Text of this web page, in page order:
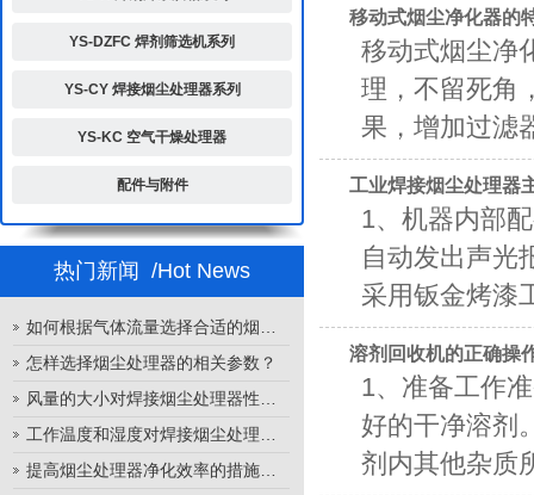
YS-DZFC 焊剂筛选机系列
YS-CY 焊接烟尘处理器系列
YS-KC 空气干燥处理器
配件与附件
热门新闻 /Hot News
怎样选择烟尘处理器的相关参数？
移动式烟尘净化器的
移动式烟尘净
理，不留死角
果，增加过滤
工业焊接烟尘处理器
1、机器内部
自动发出声光
采用钣金烤漆
溶剂回收机的正确操
1、准备工作
好的干净溶剂
剂内其他杂质